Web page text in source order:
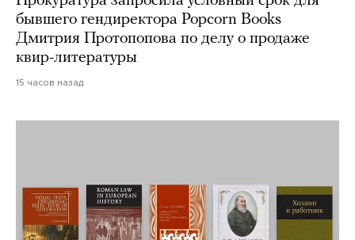
бывшего гендиректора Popcorn Books
Дмитрия Протопопова по делу о продаже
квир-литературы
15 часов назад